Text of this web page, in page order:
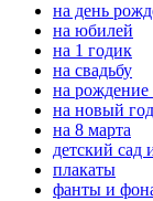
на день
на юбилей
на 1 годик
на свадьбу
на рождение
на новый год
на 8 марта
детский сад
плакаты
фанты и